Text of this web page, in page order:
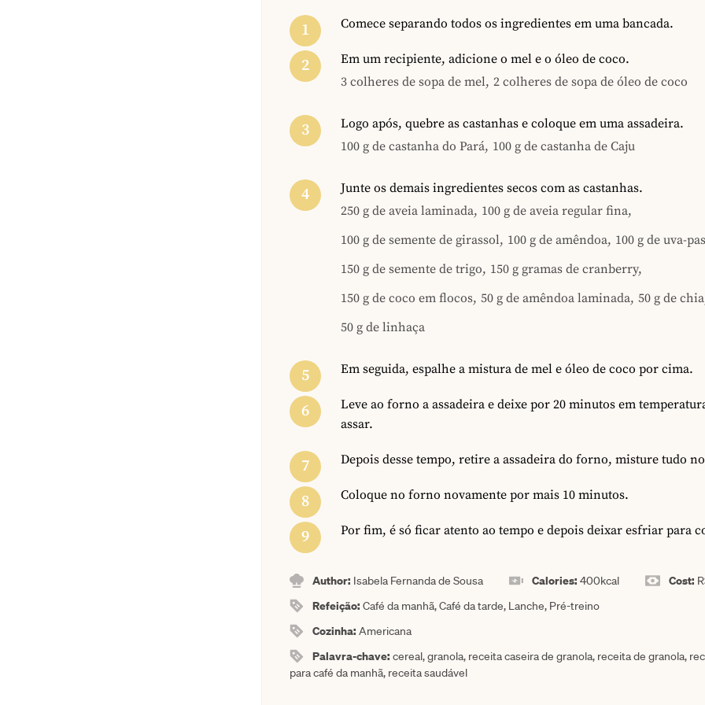
Comece separando todos os ingredientes em uma bancada.
Em um recipiente, adicione o mel e o óleo de coco.
3 colheres de sopa de mel, 2 colheres de sopa de óleo de coco
Logo após, quebre as castanhas e coloque em uma assadeira.
100 g de castanha do Pará, 100 g de castanha de Caju
Junte os demais ingredientes secos com as castanhas.
250 g de aveia laminada, 100 g de aveia regular fina,
100 g de semente de girassol, 100 g de amêndoa, 100 g de uva-
150 g de semente de trigo, 150 g gramas de cranberry,
150 g de coco em flocos, 50 g de amêndoa laminada, 50 g de
50 g de linhaça
Em seguida, espalhe a mistura de mel e óleo de coco por cima.
Leve ao forno a assadeira e deixe por 20 minutos em
assar.
Depois desse tempo, retire a assadeira do forno, misture tudo
Coloque no forno novamente por mais 10 minutos.
Por fim, é só ficar atento ao tempo e depois deixar esfriar para
Author: Isabela Fernanda de Sousa Calories:400kcal Cost:
Refeição:Café da manhã, Café da tarde, Lanche, Pré-treino
Cozinha:Americana
Palavra-chave:cereal, granola, receita caseira de granola, receita de granola,
para café da manhã, receita saudável